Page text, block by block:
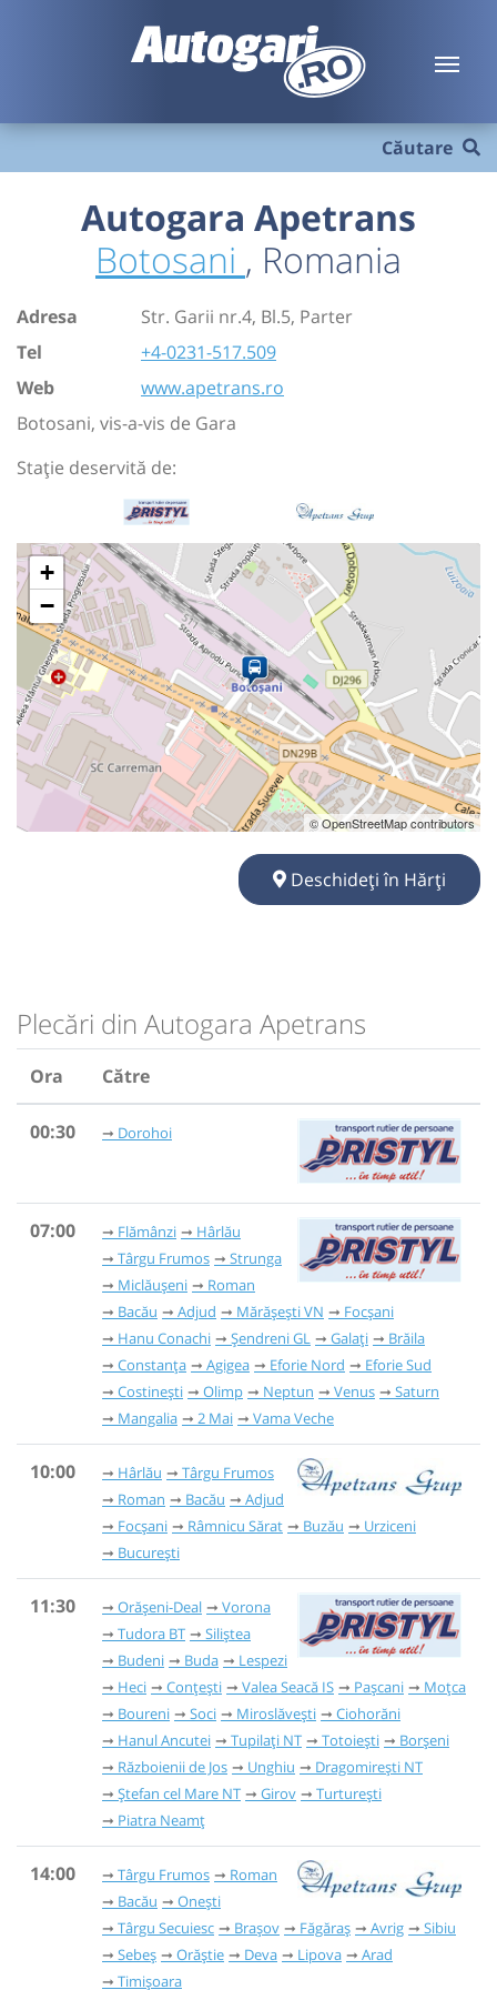
Căutare
Autogara Apetrans
Botosani , Romania
Adresa
Str. Garii nr.4, Bl.5, Parter
Tel
+4-0231-517.509
Web
www.apetrans.ro
Botosani, vis-a-vis de Gara
Stație deservită de:
+
−
© OpenStreetMap contributors
Deschideți în Hărți
Plecări din Autogara Apetrans
Ora Către
00:30 Dorohoi
07:00 Flămânzi
Hârlău
Târgu Frumos
Strunga
Miclăușeni
Roman
Bacău
Adjud Mărășești VN
Focșani
Hanu Conachi
Șendreni GL Galați
Brăila
Constanța
Agigea Eforie Nord
Eforie Sud
Costinești
Olimp Neptun Venus
Saturn
Mangalia
2 Mai Vama Veche
10:00 Hârlău
Târgu Frumos
Roman
Bacău
Adjud
Focșani
Râmnicu Sărat Buzău
Urziceni
București
11:30 Orășeni-Deal
Vorona
Tudora BT
Siliștea
Budeni
Buda
Lespezi
Heci
Conțești Valea Seacă IS Pașcani
Moțca
Boureni
Soci Miroslăvești
Ciohorăni
Hanul Ancutei
Tupilați NT Totoiești
Borșeni
Războienii de Jos
Unghiu
Dragomirești NT
Ștefan cel Mare NT
Girov
Turturești
Piatra Neamț
14:00 Târgu Frumos
Roman
Bacău
Onești
Târgu Secuiesc
Brașov Făgăraș Avrig
Sibiu
Sebeș
Orăștie Deva Lipova
Arad
Timișoara